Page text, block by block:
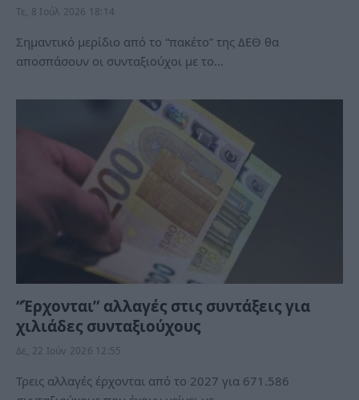
Τε, 8 Ιούλ 2026 18:14
Σημαντικό μερίδιο από το “πακέτο” της ΔΕΘ θα
αποσπάσουν οι συνταξιούχοι με το…
“Έρχονται” αλλαγές στις συντάξεις για
χιλιάδες συνταξιούχους
Δε, 22 Ιούν 2026 12:55
Τρεις αλλαγές έρχονται από το 2027 για 671.586